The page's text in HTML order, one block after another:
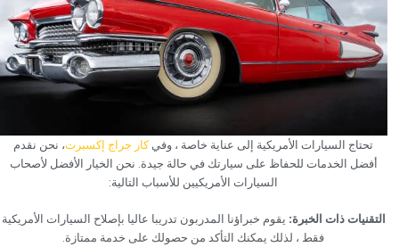
‏تحتاج السيارات الأمريكية إلى عناية خاصة ، وفيكار جراج إكسبرت‏، نحن نقدم
أفضل الخدمات للحفاظ على سيارتك في حالة جيدة. نحن الخيار الأفضل لأصحاب
السيارات الأمريكيين للأسباب التالية:‏
‏التقنيات ذات الخبرة: ‏ ‏يقوم خبراؤنا المدربون تدريبا عاليا بإصلاح السيارات الأمريكية
فقط ، لذلك يمكنك التأكد من حصولك على خدمة ممتازة.‏